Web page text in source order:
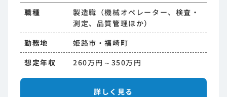
職種
製造職（機械オペレーター、検査・
測定、品質管理ほか）
勤務地
姫路市・福崎町
想定年収
260万円～350万円
詳しく見る